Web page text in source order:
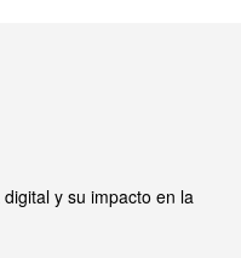
y su impacto en la